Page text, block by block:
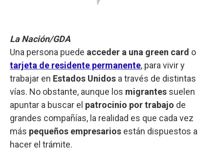
La Nación/GDA
Una persona puede acceder a una green card o
tarjeta de residente permanente, para vivir y
trabajar en Estados Unidos a través de distintas
vías. No obstante, aunque los migrantes suelen
apuntar a buscar el patrocinio por trabajo de
grandes compañías, la realidad es que cada vez
más pequeños empresarios están dispuestos a
hacer el trámite.